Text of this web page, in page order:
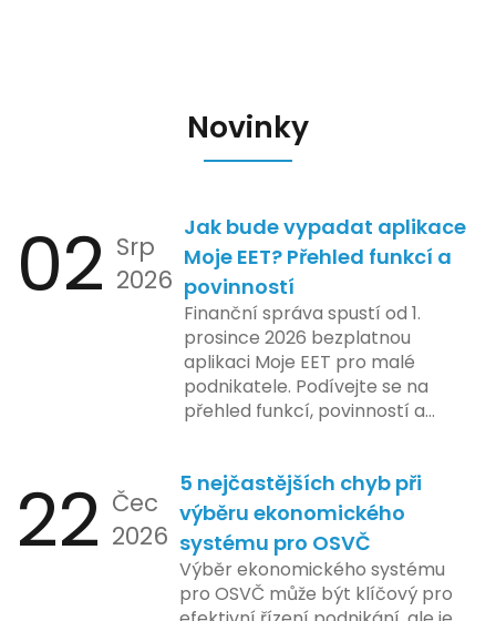
Novinky
02 Srp
2026
Jak bude vypadat aplikace
Moje EET? Přehled funkcí a
povinností
Finanční správa spustí od 1.
prosince 2026 bezplatnou
aplikaci Moje EET pro malé
podnikatele. Podívejte se na
přehled funkcí, povinností a
22 Čec
2026
5 nejčastějších chyb při
výběru ekonomického
systému pro OSVČ
Výběr ekonomického systému
pro OSVČ může být klíčový pro